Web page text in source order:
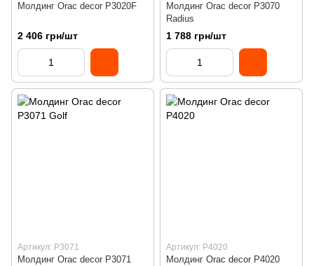
Молдинг Orac decor P3020F
2 406 грн/шт
Молдинг Orac decor P3070
Radius
1 788 грн/шт
Артикул: P3071
Молдинг Orac decor P3071
Артикул: P4020
Молдинг Orac decor P4020